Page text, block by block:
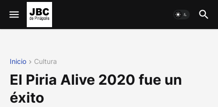
Inicio Cultura
El Piria Alive 2020 fue un
éxito